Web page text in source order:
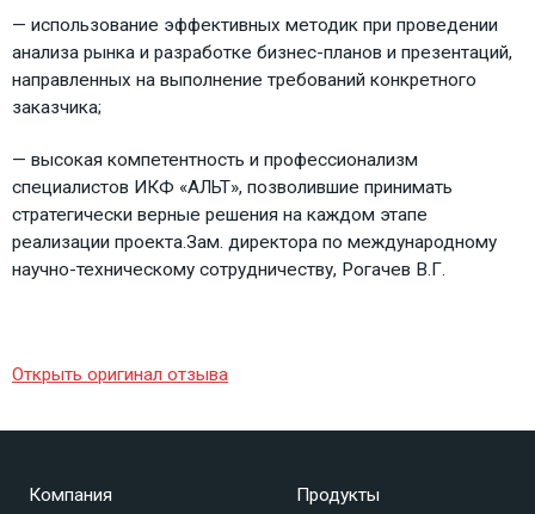
— использование эффективных методик при проведении
анализа рынка и разработке бизнес-планов и презентаций,
направленных на выполнение требований конкретного
заказчика;
— высокая компетентность и профессионализм
специалистов ИКФ «АЛЬТ», позволившие принимать
стратегически верные решения на каждом этапе
реализации проекта.Зам. директора по международному
научно-техническому сотрудничеству, Рогачев В.Г.
Открыть оригинал отзыва
Компания
Продукты